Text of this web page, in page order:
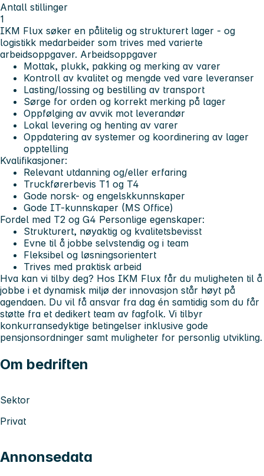
Antall stillinger
1
IKM Flux søker en pålitelig og strukturert lager - og
logistikk medarbeider som trives med varierte
arbeidsoppgaver. Arbeidsoppgaver
Mottak, plukk, pakking og merking av varer
Kontroll av kvalitet og mengde ved vare leveranser
Lasting/lossing og bestilling av transport
Sørge for orden og korrekt merking på lager
Oppfølging av avvik mot leverandør
Lokal levering og henting av varer
Oppdatering av systemer og koordinering av lager
opptelling
Kvalifikasjoner:
Relevant utdanning og/eller erfaring
Truckførerbevis T1 og T4
Gode norsk- og engelskkunnskaper
Gode IT-kunnskaper (MS Office)
Fordel med T2 og G4 Personlige egenskaper:
Strukturert, nøyaktig og kvalitetsbevisst
Evne til å jobbe selvstendig og i team
Fleksibel og løsningsorientert
Trives med praktisk arbeid
Hva kan vi tilby deg? Hos IKM Flux får du muligheten til å
jobbe i et dynamisk miljø der innovasjon står høyt på
agendaen. Du vil få ansvar fra dag én samtidig som du får
støtte fra et dedikert team av fagfolk. Vi tilbyr
konkurransedyktige betingelser inklusive gode
pensjonsordninger samt muligheter for personlig utvikling.
Om bedriften
Sektor
Privat
Annonsedata